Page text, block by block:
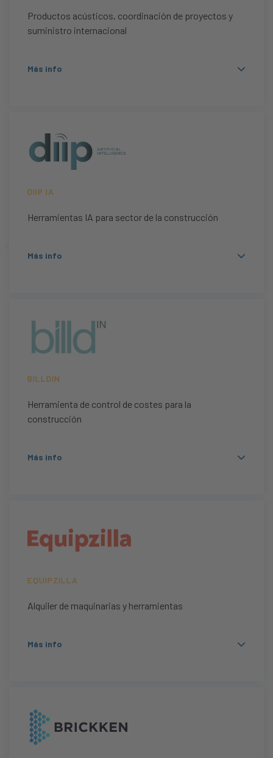
Productos acústicos, coordinación de proyectos y
suministro internacional
Más info
DIIP IA
Herramientas IA para sector de la construcción
Más info
BILLDIN
Herramienta de control de costes para la
construcción
Más info
EQUIPZILLA
Alquiler de maquinarias y herramientas
Más info